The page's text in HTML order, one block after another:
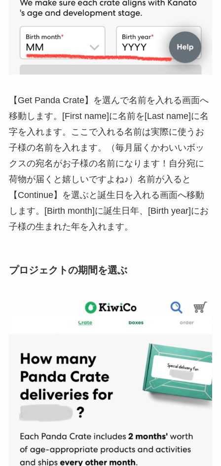
【Get Panda Crate】を選んで名前を入れる画面へ
移動します。[First name]に名前を[Last name]に名
字を入れます。ここで入れる名前は実際に使うお
子様の名前を入れます。（毎月届くかわいいボッ
クスの宛名がお子様の名前になります！自分宛に
荷物が届くと嬉しいですよね♪）名前が入ると
【Continue】を選ぶと誕生日を入れる画面へ移動
します。[Birth month]に誕生日年、[Birth year]にお
子様の生まれた年を入れます。
プロジェクトの期間を選ぶ